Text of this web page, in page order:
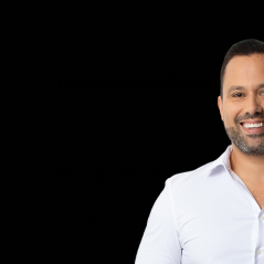
Descripción Adicional
ESTADO DEL INMUEBLE:
Vendemos
3 habitaciones en el Edificio
Laguito Cartagena de